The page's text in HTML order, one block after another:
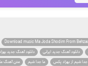
Download music Ma Joda Shodim From
دانلود آهنگ جدید ایرانی دانلود آهنگ جدید
جدا شیم از بهزاد پکس ما جدا شیم متن آهنگ